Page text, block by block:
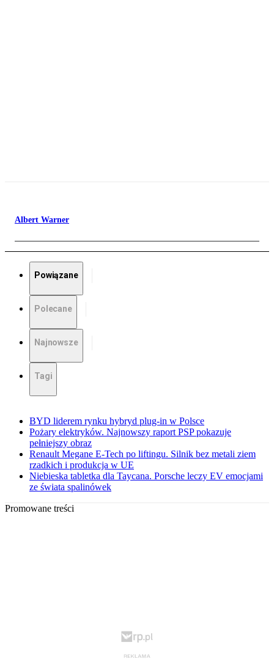
Albert Warner
Powiązane
Polecane
Najnowsze
Tagi
BYD liderem rynku hybryd plug-in w Polsce
Pożary elektryków. Najnowszy raport PSP pokazuje
pełniejszy obraz
Renault Megane E-Tech po liftingu. Silnik bez metali ziem
rzadkich i produkcja w UE
Niebieska tabletka dla Taycana. Porsche leczy EV emocjami
ze świata spalinówek
Promowane treści